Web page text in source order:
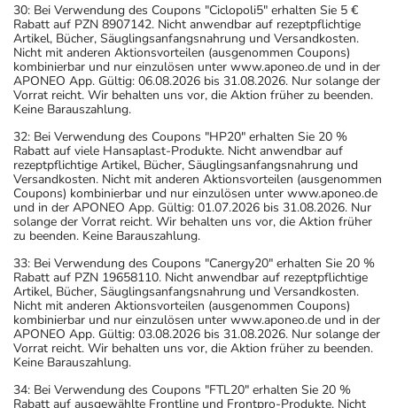
30: Bei Verwendung des Coupons "Ciclopoli5" erhalten Sie 5 €
Rabatt auf PZN 8907142. Nicht anwendbar auf rezeptpflichtige
Artikel, Bücher, Säuglingsanfangsnahrung und Versandkosten.
Nicht mit anderen Aktionsvorteilen (ausgenommen Coupons)
kombinierbar und nur einzulösen unter www.aponeo.de und in der
APONEO App. Gültig: 06.08.2026 bis 31.08.2026. Nur solange der
Vorrat reicht. Wir behalten uns vor, die Aktion früher zu beenden.
Keine Barauszahlung.
32: Bei Verwendung des Coupons "HP20" erhalten Sie 20 %
Rabatt auf viele Hansaplast-Produkte. Nicht anwendbar auf
rezeptpflichtige Artikel, Bücher, Säuglingsanfangsnahrung und
Versandkosten. Nicht mit anderen Aktionsvorteilen (ausgenommen
Coupons) kombinierbar und nur einzulösen unter www.aponeo.de
und in der APONEO App. Gültig: 01.07.2026 bis 31.08.2026. Nur
solange der Vorrat reicht. Wir behalten uns vor, die Aktion früher
zu beenden. Keine Barauszahlung.
33: Bei Verwendung des Coupons "Canergy20" erhalten Sie 20 %
Rabatt auf PZN 19658110. Nicht anwendbar auf rezeptpflichtige
Artikel, Bücher, Säuglingsanfangsnahrung und Versandkosten.
Nicht mit anderen Aktionsvorteilen (ausgenommen Coupons)
kombinierbar und nur einzulösen unter www.aponeo.de und in der
APONEO App. Gültig: 03.08.2026 bis 31.08.2026. Nur solange der
Vorrat reicht. Wir behalten uns vor, die Aktion früher zu beenden.
Keine Barauszahlung.
34: Bei Verwendung des Coupons "FTL20" erhalten Sie 20 %
Rabatt auf ausgewählte Frontline und Frontpro-Produkte. Nicht